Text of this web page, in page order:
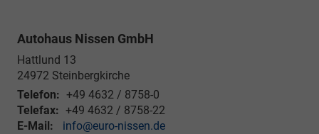
Autohaus Nissen GmbH
Hattlund 13
24972 Steinbergkirche
Telefon: +49 4632 / 8758-0
Telefax: +49 4632 / 8758-22
E-Mail:
info@euro-nissen.de